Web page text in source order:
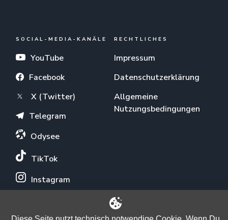
SOCIAL-MEDIA-KANÄLE
YouTube
Facebook
X (Twitter)
Telegram
Odysee
TikTok
Instagram
RECHTLICHES
Impressum
Datenschutzerklärung
Allgemeine
Nutzungsbedingungen